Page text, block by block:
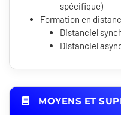
spécifique)
Formation en
Distanciel
Distanciel
MOYENS ET